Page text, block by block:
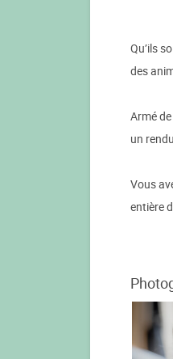
Qu’ils
des
Armé
un
Vous
entière